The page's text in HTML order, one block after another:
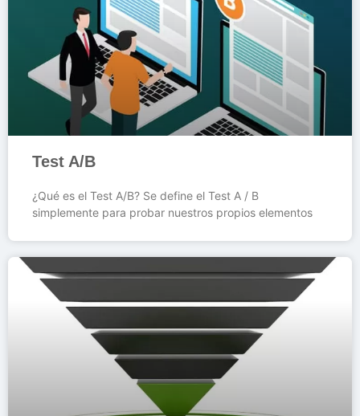
Test A/B
¿Qué es el Test A/B? Se define el Test A / B
simplemente para probar nuestros propios elementos